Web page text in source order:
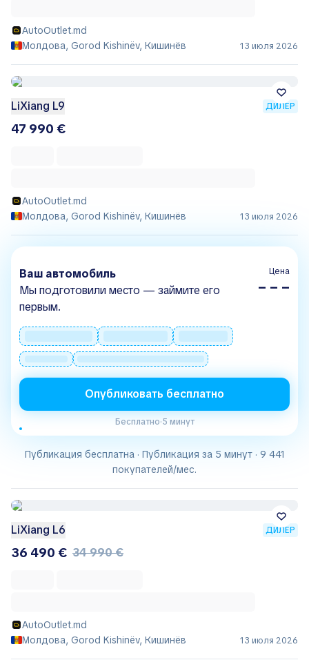
AutoOutlet.md
Молдова, Gorod Kishinëv, Кишинёв
13 июля 2026
LiXiang L9 ДИЛЕР
47 990 €
AutoOutlet.md
Молдова, Gorod Kishinëv, Кишинёв
13 июля 2026
Ваш автомобиль
Мы подготовили место — займите его
первым.
Цена
– – –
Опубликовать бесплатно
Бесплатно·5 минут
Публикация бесплатна · Публикация за 5 минут · 9 441
покупателей/мес.
LiXiang L6 ДИЛЕР
36 490 € 34 990 €
AutoOutlet.md
Молдова, Gorod Kishinëv, Кишинёв
13 июля 2026